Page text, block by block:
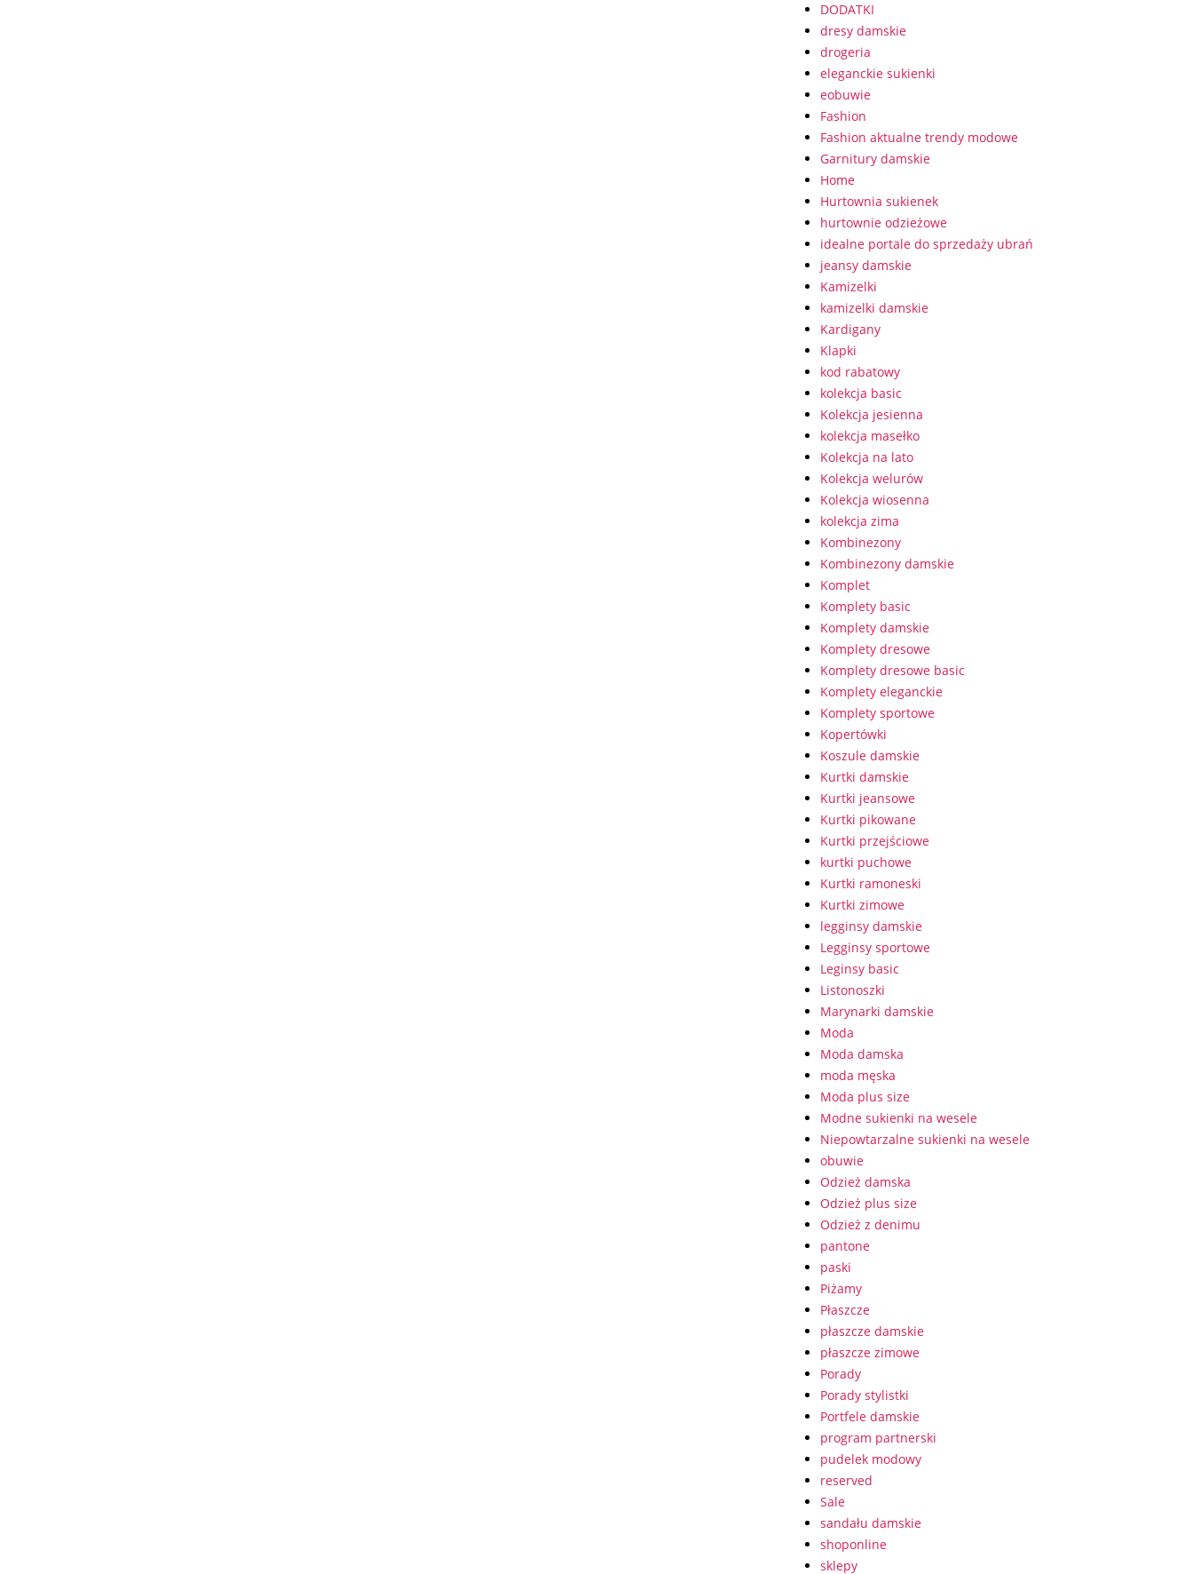
DODATKI
dresy damskie
drogeria
eleganckie sukienki
eobuwie
Fashion
Fashion aktualne trendy modowe
Garnitury damskie
Home
Hurtownia sukienek
hurtownie odzieżowe
idealne portale do sprzedaży ubrań
jeansy damskie
Kamizelki
kamizelki damskie
Kardigany
Klapki
kod rabatowy
kolekcja basic
Kolekcja jesienna
kolekcja masełko
Kolekcja na lato
Kolekcja welurów
Kolekcja wiosenna
kolekcja zima
Kombinezony
Kombinezony damskie
Komplet
Komplety basic
Komplety damskie
Komplety dresowe
Komplety dresowe basic
Komplety eleganckie
Komplety sportowe
Kopertówki
Koszule damskie
Kurtki damskie
Kurtki jeansowe
Kurtki pikowane
Kurtki przejściowe
kurtki puchowe
Kurtki ramoneski
Kurtki zimowe
legginsy damskie
Legginsy sportowe
Leginsy basic
Listonoszki
Marynarki damskie
Moda
Moda damska
moda męska
Moda plus size
Modne sukienki na wesele
Niepowtarzalne sukienki na wesele
obuwie
Odzież damska
Odzież plus size
Odzież z denimu
pantone
paski
Piżamy
Płaszcze
płaszcze damskie
płaszcze zimowe
Porady
Porady stylistki
Portfele damskie
program partnerski
pudelek modowy
reserved
Sale
sandału damskie
shoponline
sklepy